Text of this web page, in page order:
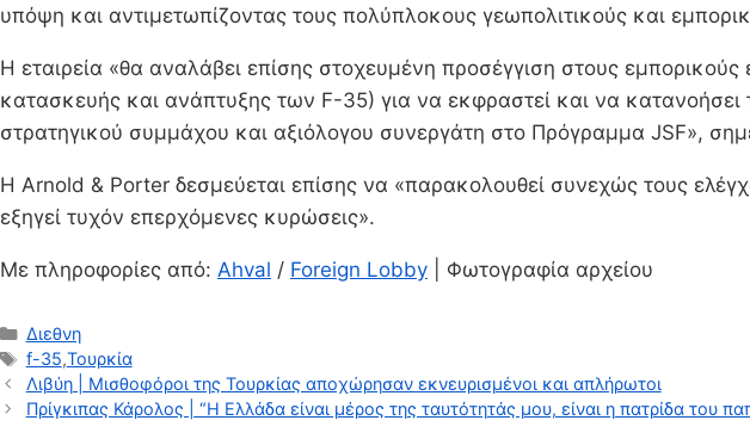
υπόψη και αντιμετωπίζοντας τους πολύπλοκους γεωπολιτικούς και
Η εταιρεία «θα αναλάβει επίσης στοχευμένη προσέγγιση στους
κατασκευής και ανάπτυξης των F-35) για να εκφραστεί και να
στρατηγικού συμμάχου και αξιόλογου συνεργάτη στο Πρόγραμμα JSF»,
Η Arnold & Porter δεσμεύεται επίσης να «παρακολουθεί συνεχώς τους
εξηγεί τυχόν επερχόμενες κυρώσεις».
Με πληροφορίες από: Ahval / Foreign Lobby | Φωτογραφία αρχείου
Κατηγορίες
Διεθνη
Ετικέτες
f-35,Τουρκία
Λιβύη | Μισθοφόροι της Τουρκίας αποχώρησαν εκνευρισμένοι και απλήρωτοι
Πρίγκιπας Κάρολος | “Η Ελλάδα είναι μέρος της ταυτότητάς μου, είναι η πατρίδα του